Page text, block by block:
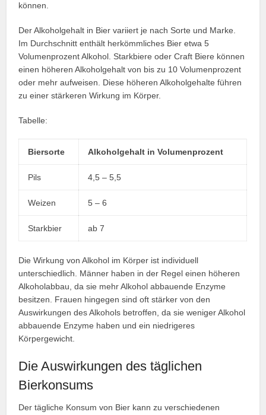
können.
Der Alkoholgehalt in Bier variiert je nach Sorte und Marke.
Im Durchschnitt enthält herkömmliches Bier etwa 5
Volumenprozent Alkohol. Starkbiere oder Craft Biere können
einen höheren Alkoholgehalt von bis zu 10 Volumenprozent
oder mehr aufweisen. Diese höheren Alkoholgehalte führen
zu einer stärkeren Wirkung im Körper.
Tabelle:
Biersorte Alkoholgehalt in Volumenprozent
Pils 4,5 – 5,5
Weizen 5 – 6
Starkbier ab 7
Die Wirkung von Alkohol im Körper ist individuell
unterschiedlich. Männer haben in der Regel einen höheren
Alkoholabbau, da sie mehr Alkohol abbauende Enzyme
besitzen. Frauen hingegen sind oft stärker von den
Auswirkungen des Alkohols betroffen, da sie weniger Alkohol
abbauende Enzyme haben und ein niedrigeres
Körpergewicht.
Die Auswirkungen des täglichen
Bierkonsums
Der tägliche Konsum von Bier kann zu verschiedenen